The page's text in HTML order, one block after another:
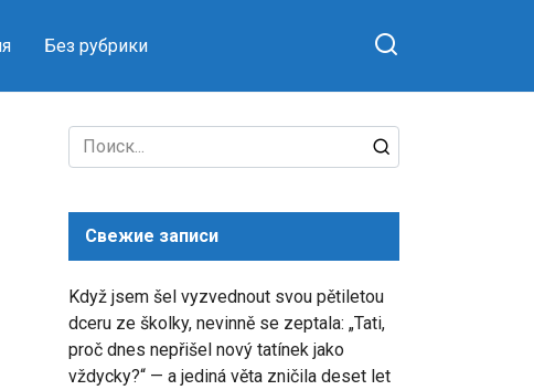
Без рубрики
Search
for:
Свежие записи
Když jsem šel vyzvednout svou pětiletou
dceru ze školky, nevinně se zeptala: „Tati,
proč dnes nepřišel nový tatínek jako
vždycky?“ — a jediná věta zničila deset let